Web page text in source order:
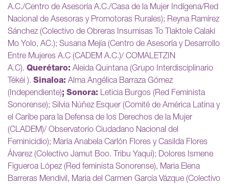
A.C./Centro de Asesoría A.C./Casa de la Mujer Indígena/Red
Nacional de Asesoras y Promotoras Rurales); Reyna Ramírez
Sánchez (Colectivo de Obreras Insumisas To Tlaktole Calaki
Mo Yolo, AC.); Susana Mejía (Centro de Asesoría y Desarrollo
Entre Mujeres A.C (CADEM A.C.)/ COMALETZIN
A.C). Querétaro: Aleida Quintana (Grupo Interdisciplinario
Tékéi ). Sinaloa: Alma Angélica Barraza Gómez
(Independiente); Sonora: Leticia Burgos (Red Feminista
Sonorense); Silvia Núñez Esquer (Comité de América Latina y
el Caribe para la Defensa de los Derechos de la Mujer
(CLADEM)/ Observatorio Ciudadano Nacional del
Feminicidio); María Anabela Carlón Flores y Casilda Flores
Álvarez (Colectivo Jamut Boo. Tribu Yaqui); Dolores Ismene
Figueroa López (Red feminista Sonorense), Maria Elena
Barreras Mendivil, Maria del Carmen García Vázque (Colectivo